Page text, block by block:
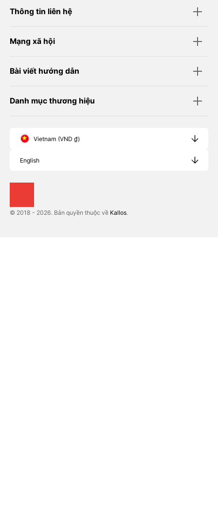
Thông tin liên hệ
Mạng xã hội
Bài viết hướng dẫn
Danh mục thương hiệu
Vietnam (VND ₫)
English
© 2018 - 2026. Bản quyền thuộc về Kallos.